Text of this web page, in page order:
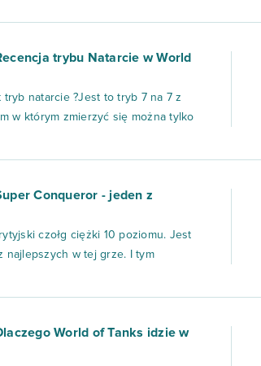
lekkic...trybu Natarcie w World
tryb natarcie ?Jest to tryb 7 na 7 z
w którym zmierzyć się można tylko
s...
Conqueror - jeden z
czołg ciężki 10 poziomu. Jest
najlepszych w tej grze. I tym
World of Tanks idzie w